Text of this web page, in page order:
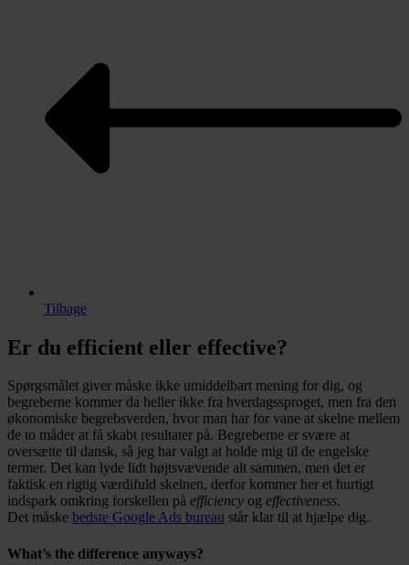
Tilbage
Er du efficient eller effective?
Spørgsmålet giver måske ikke umiddelbart mening for dig, og
begreberne kommer da heller ikke fra hverdagssproget, men fra den
økonomiske begrebsverden, hvor man har for vane at skelne mellem
de to måder at få skabt resultater på. Begreberne er svære at
oversætte til dansk, så jeg har valgt at holde mig til de engelske
termer. Det kan lyde lidt højtsvævende alt sammen, men det er
faktisk en rigtig værdifuld skelnen, derfor kommer her et hurtigt
indspark omkring forskellen på efficiency og effectiveness.
Det måske bedste Google Ads bureau står klar til at hjælpe dig.
What’s the difference anyways?